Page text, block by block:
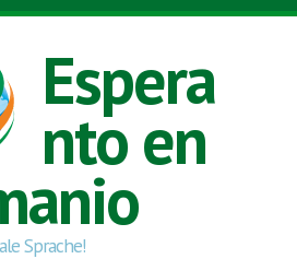
Espera
nto en
Sprache!